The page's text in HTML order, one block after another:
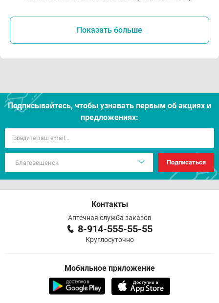
Показать больше
Подписывайтесь, чтобы узнавать первым об акцияx и
предложениях:
Подписаться
Контакты
Аптечная служба заказов
8-914-555-55-55
Круглосуточно
Мобильное приложение